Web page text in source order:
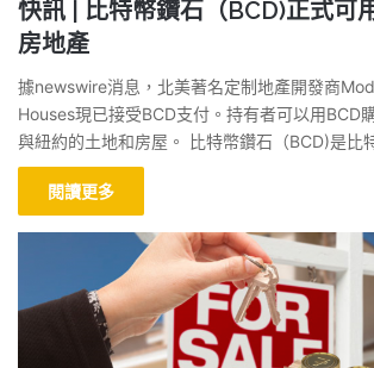
快訊 | 比特幣鑽石（BCD)正式可
房地產
據newswire消息，北美著名定制地產開發商
Houses現已接受BCD支付。持有者可以用BCD
與紐約的土地和房屋。 比特幣鑽石（BCD)是比
閱讀更多